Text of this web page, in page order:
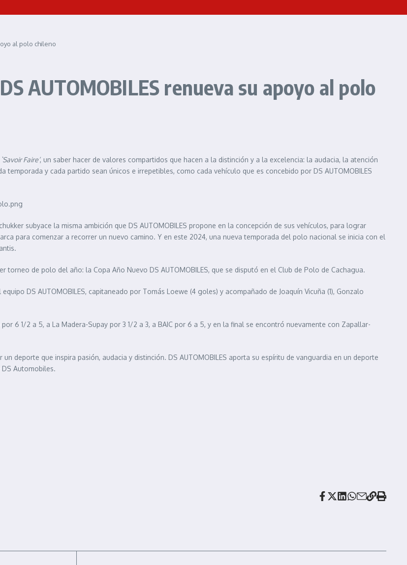
al polo chileno
AUTOMOBILES renueva su apoyo al polo
`Savoir Faire’, un saber hacer de valores compartidos que hacen a la distinción y a la excelencia: la audacia, la atención
temporada y cada partido sean únicos e irrepetibles, como cada vehículo que es concebido por DS AUTOMOBILES
subyace la misma ambición que DS AUTOMOBILES propone en la concepción de sus vehículos, para lograr
para comenzar a recorrer un nuevo camino. Y en este 2024, una nueva temporada del polo nacional se inicia con el
torneo de polo del año: la Copa Año Nuevo DS AUTOMOBILES, que se disputó en el Club de Polo de Cachagua.
DS AUTOMOBILES, capitaneado por Tomás Loewe (4 goles) y acompañado de Joaquín Vicuña (1), Gonzalo
6 1/2 a 5, a La Madera-Supay por 3 1/2 a 3, a BAIC por 6 a 5, y en la final se encontró nuevamente con Zapallar-
deporte que inspira pasión, audacia y distinción. DS AUTOMOBILES aporta su espíritu de vanguardia en un deporte
Automobiles.